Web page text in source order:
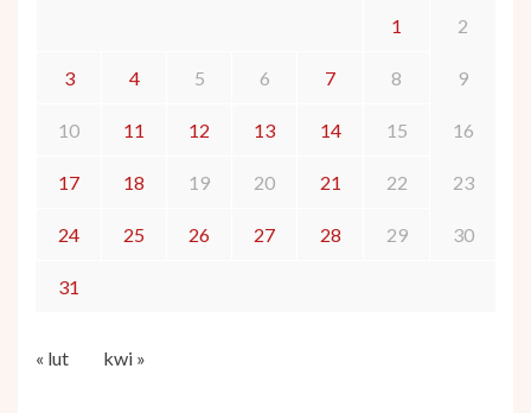
1 2
3 4 5 6 7 8 9
10 11 12 13 14 15 16
17 18 19 20 21 22 23
24 25 26 27 28 29 30
31
« lut kwi »